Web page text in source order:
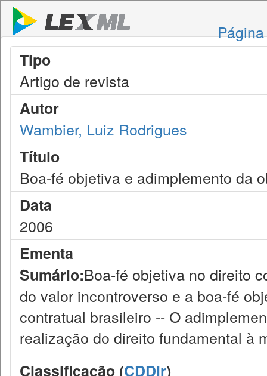
Tipo
Artigo de revista
Autor
Wambier, Luiz Rodrigues
Título
Boa-fé objetiva e adimplemento da
Data
2006
Ementa
Sumário:Boa-fé objetiva no direito
do valor incontroverso e a boa-fé
contratual brasileiro -- O
realização do direito fundamental à
Classificação (CDDir)